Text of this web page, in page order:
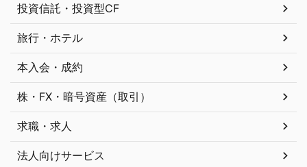
投資信託・投資型CF
旅行・ホテル
本入会・成約
株・FX・暗号資産（取引）
求職・求人
法人向けサービス